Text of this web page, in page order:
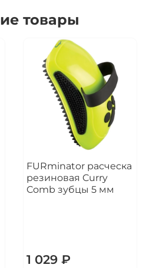
товары
FURminator расческа
резиновая Curry
Comb зубцы 5 мм
1 029 ₽